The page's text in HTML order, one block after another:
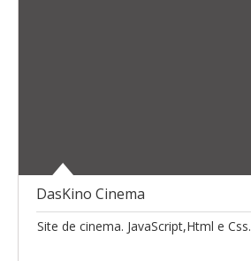
DasKino Cinema
Site de cinema. JavaScript,Html e Css.